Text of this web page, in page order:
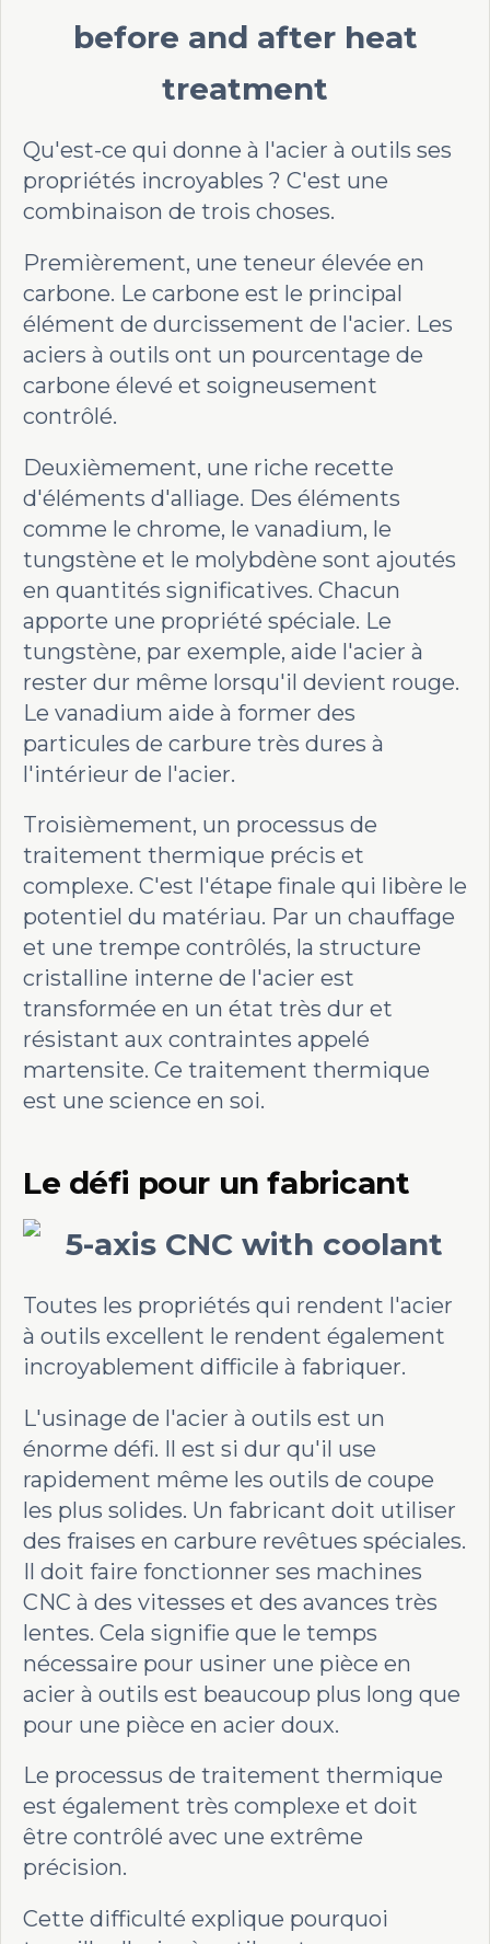
Qu'est-ce qui donne à l'acier à outils ses
propriétés incroyables ? C'est une
combinaison de trois choses.
Premièrement, une teneur élevée en
carbone. Le carbone est le principal
élément de durcissement de l'acier. Les
aciers à outils ont un pourcentage de
carbone élevé et soigneusement
contrôlé.
Deuxièmement, une riche recette
d'éléments d'alliage. Des éléments
comme le chrome, le vanadium, le
tungstène et le molybdène sont ajoutés
en quantités significatives. Chacun
apporte une propriété spéciale. Le
tungstène, par exemple, aide l'acier à
rester dur même lorsqu'il devient rouge.
Le vanadium aide à former des
particules de carbure très dures à
l'intérieur de l'acier.
Troisièmement, un processus de
traitement thermique précis et
complexe. C'est l'étape finale qui libère le
potentiel du matériau. Par un chauffage
et une trempe contrôlés, la structure
cristalline interne de l'acier est
transformée en un état très dur et
résistant aux contraintes appelé
martensite. Ce traitement thermique
est une science en soi.
Le défi pour un fabricant
Toutes les propriétés qui rendent l'acier
à outils excellent le rendent également
incroyablement difficile à fabriquer.
L'usinage de l'acier à outils est un
énorme défi. Il est si dur qu'il use
rapidement même les outils de coupe
les plus solides. Un fabricant doit utiliser
des fraises en carbure revêtues spéciales.
Il doit faire fonctionner ses machines
CNC à des vitesses et des avances très
lentes. Cela signifie que le temps
nécessaire pour usiner une pièce en
acier à outils est beaucoup plus long que
pour une pièce en acier doux.
Le processus de traitement thermique
est également très complexe et doit
être contrôlé avec une extrême
précision.
Cette difficulté explique pourquoi